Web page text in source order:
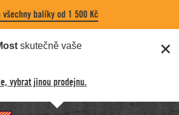
všechny balíky od 1 500 Kč
skutečně vaše
vybrat jinou prodejnu.